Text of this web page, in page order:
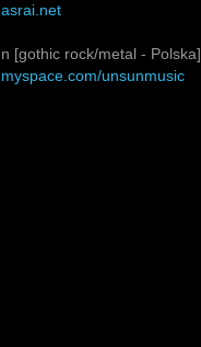
[gothic rock/metal - Polska]
unsunmusic